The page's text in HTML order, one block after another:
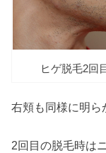
ヒゲ脱毛2回
右頬も同様に明ら
2回目の脱毛時は